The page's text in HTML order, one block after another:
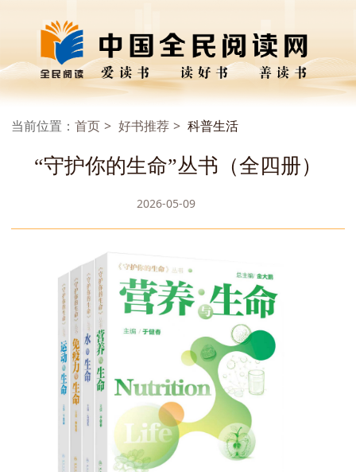
当前位置： 首页 好书推荐 科普生活
“守护你的生命”丛书（全四册）
2026-05-09